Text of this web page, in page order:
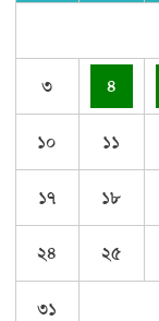
৩ ৪
১০ ১১
১৭ ১৮
২৪ ২৫
৩১